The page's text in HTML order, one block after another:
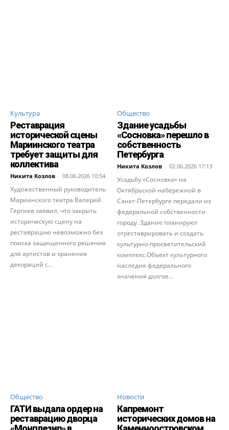
Культура
Реставрация
исторической сцены
Мариинского театра
требует защиты для
коллектива
Никита Козлов - 08.06.2026 10:54
Художественный руководитель
Мариинского театра Валерий
Гергиев заявил, что закрыть
историческую сцену на
реставрацию невозможно без
поиска защищенного решения
для артистов и хранения
декораций с...
Общество
Здание усадьбы
«Сосновка» перешло в
собственность
Петербурга
Никита Козлов - 02.06.2026 17:13
Усадьбу «Сосновка» на
Октябрьской набережной в
Санкт-Петербурге передали из
федеральной собственности
городу. Здание планируют
отреставрировать и создать
культурно-просветительский
комплекс.Объект культурного
наследия федерального
значения долгое...
Общество
ГАТИ выдала ордер на
реставрацию дворца
Новости
Капремонт
исторических домов на